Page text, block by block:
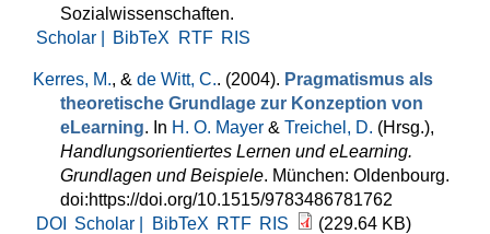
Sozialwissenschaften.
Scholar |
BibTeX RTF RIS
Kerres, M., & de Witt, C.. (2004). Pragmatismus als
theoretische Grundlage zur Konzeption von
eLearning. In H. O. Mayer & Treichel, D. (Hrsg.),
Handlungsorientiertes Lernen und eLearning.
Grundlagen und Beispiele. München: Oldenbourg.
doi:https://doi.org/10.1515/9783486781762
DOI
Scholar | BibTeX RTF RIS (229.64 KB)